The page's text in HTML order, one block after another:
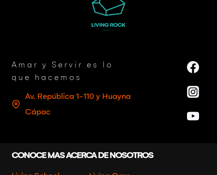
Amar y Servir es lo
que hacemos
Av. República 1-110 y Huayna
Cápac
CONOCE MAS ACERCA DE NOSOTROS